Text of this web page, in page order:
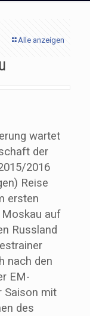
Alle anzeigen
wartet
der
2016
Reise
ersten
Moskau auf
Russland
nach den
EM-
Saison mit
des